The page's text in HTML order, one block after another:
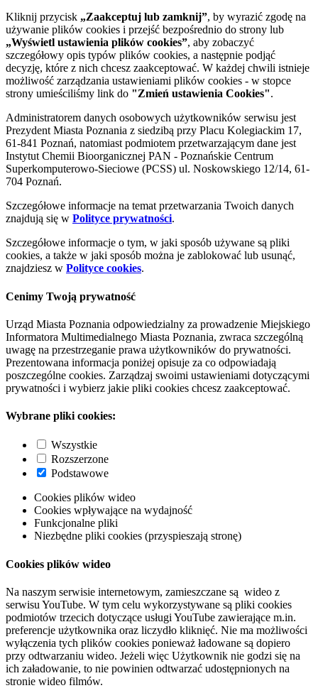
Kliknij przycisk „Zaakceptuj lub zamknij”, by wyrazić zgodę na
używanie plików cookies i przejść bezpośrednio do strony lub
„Wyświetl ustawienia plików cookies”, aby zobaczyć
szczegółowy opis typów plików cookies, a następnie podjąć
decyzję, które z nich chcesz zaakceptować. W każdej chwili istnieje
możliwość zarządzania ustawieniami plików cookies - w stopce
strony umieściliśmy link do "Zmień ustawienia Cookies".
Administratorem danych osobowych użytkowników serwisu jest
Prezydent Miasta Poznania z siedzibą przy Placu Kolegiackim 17,
61-841 Poznań, natomiast podmiotem przetwarzającym dane jest
Instytut Chemii Bioorganicznej PAN - Poznańskie Centrum
Superkomputerowo-Sieciowe (PCSS) ul. Noskowskiego 12/14, 61-
704 Poznań.
Szczegółowe informacje na temat przetwarzania Twoich danych
znajdują się w Polityce prywatności.
Szczegółowe informacje o tym, w jaki sposób używane są pliki
cookies, a także w jaki sposób można je zablokować lub usunąć,
znajdziesz w Polityce cookies.
Cenimy Twoją prywatność
Urząd Miasta Poznania odpowiedzialny za prowadzenie Miejskiego
Informatora Multimedialnego Miasta Poznania, zwraca szczególną
uwagę na przestrzeganie prawa użytkowników do prywatności.
Prezentowana informacja poniżej opisuje za co odpowiadają
poszczególne cookies. Zarządzaj swoimi ustawieniami dotyczącymi
prywatności i wybierz jakie pliki cookies chcesz zaakceptować.
Wybrane pliki cookies:
Wszystkie
Rozszerzone
Podstawowe
Cookies plików wideo
Cookies wpływające na wydajność
Funkcjonalne pliki
Niezbędne pliki cookies (przyspieszają stronę)
Cookies plików wideo
Na naszym serwisie internetowym, zamieszczane są wideo z
serwisu YouTube. W tym celu wykorzystywane są pliki cookies
podmiotów trzecich dotyczące usługi YouTube zawierające m.in.
preferencje użytkownika oraz liczydło kliknięć. Nie ma możliwości
wyłączenia tych plików cookies ponieważ ładowane są dopiero
przy odtwarzaniu wideo. Jeżeli więc Użytkownik nie godzi się na
ich załadowanie, to nie powinien odtwarzać udostępnionych na
stronie wideo filmów.